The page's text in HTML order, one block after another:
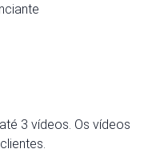
3 vídeos. Os vídeos